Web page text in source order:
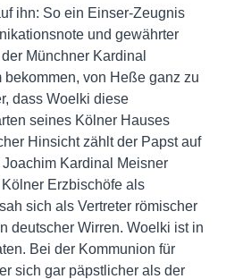
ihn: So ein Einser-Zeugnis
und gewährter
Münchner Kardinal
bekommen, von Heße ganz zu
dass Woelki diese
seines Kölner Hauses
Hinsicht zählt der Papst auf
Kardinal Meisner
Erzbischöfe als
sich als Vertreter römischer
deutscher Wirren. Woelki ist in
Bei der Kommunion für
sich gar päpstlicher als der